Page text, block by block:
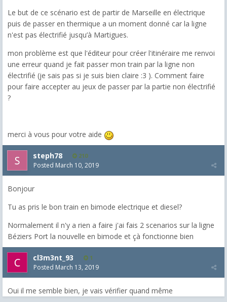
Le but de ce scénario est de partir de Marseille en électrique
puis de passer en thermique a un moment donné car la ligne
n'est pas électrifié jusqu’à Martigues.
mon problème est que l'éditeur pour créer l'itinéraire me renvoi
une erreur quand je fait passer mon train par la ligne non
électrifié (je sais pas si je suis bien claire :3 ). Comment faire
pour faire accepter au jeux de passer par la partie non électrifié
?
merci à vous pour votre aide
steph78 210
Posted March 10, 2019
Bonjour
Tu as pris le bon train en bimode electrique et diesel?
Normalement il n'y a rien a faire j'ai fais 2 scenarios sur la ligne
Béziers Port la nouvelle en bimode et çà fonctionne bien
cl3m3nt_93 1
Posted March 13, 2019
Oui il me semble bien, je vais vérifier quand même